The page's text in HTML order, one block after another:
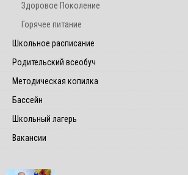
Здоровое Поколение
Горячее питание
Школьное расписание
Родительский всеобуч
Методическая копилка
Бассейн
Школьный лагерь
Вакансии